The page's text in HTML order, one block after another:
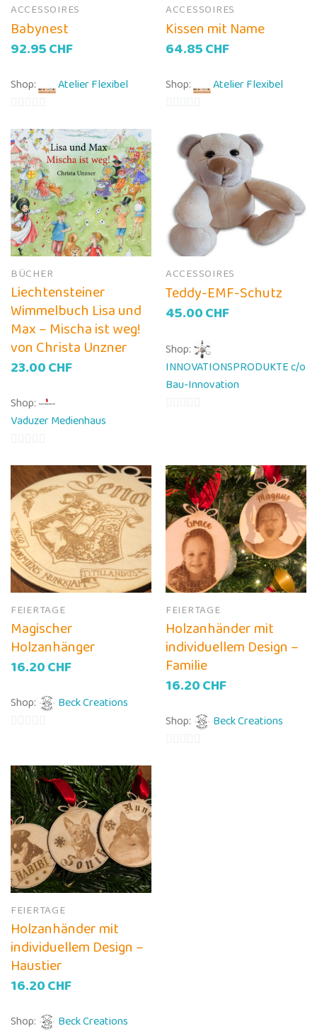
ACCESSOIRES
Babynest
92.95CHF
Shop: Atelier Flexibel
von
5
ACCESSOIRES
Kissen mit Name
64.85CHF
Shop: Atelier Flexibel
von
BÜCHER
Liechtensteiner
Wimmelbuch Lisa und
Max – Mischa ist weg!
von Christa Unzner
23.00CHF
Shop:
Vaduzer Medienhaus
5
ACCESSOIRES
Teddy-EMF-Schutz
45.00CHF
Shop:
INNOVATIONSPRODUKTE c/o
Bau-Innovation
FEIERTAGE
Magischer
Holzanhänger
16.20CHF
Shop: Beck Creations
5
FEIERTAGE
Holzanhänder mit
individuellem Design –
Familie
16.20CHF
Shop: Beck Creations
FEIERTAGE
Holzanhänder mit
individuellem Design –
Haustier
16.20CHF
Shop: Beck Creations